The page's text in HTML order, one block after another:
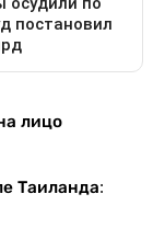
лицо
Таиланда: